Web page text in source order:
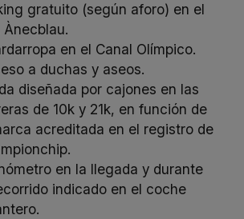
gratuito (según aforo) en el
Ànecblau.
en el Canal Olímpico.
a duchas y aseos.
diseñada por cajones en las
de 10k y 21k, en función de
acreditada en el registro de
en la llegada y durante
indicado en el coche